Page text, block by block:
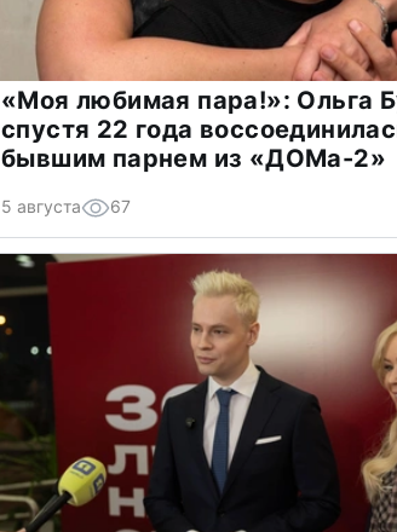
«Моя любимая пара!»: Ольга
спустя 22 года
бывшим парнем из «ДОМа-2»
5 августа 67